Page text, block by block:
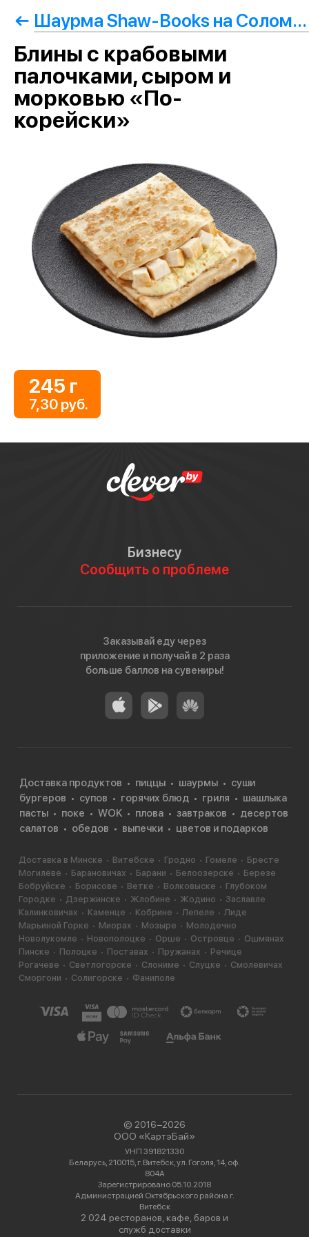
Шаурма Shaw-Books на Соломовой
Блины с крабовыми
палочками, сыром и
морковью «По-
корейски»
245 г
7,30 руб.
Бизнесу
Сообщить о проблеме
Заказывай еду через
приложение и получай в 2 раза
больше баллов на сувениры!
Доставка продуктов пиццы шаурмы
суши
бургеров
супов горячих блюд гриля
шашлыка
пасты
поке WOK плова завтраков
десертов
салатов
обедов выпечки цветов и подарков
Доставка в Минске Витебске Гродно Гомеле
Бресте
Могилёве
Барановичах Барани Белоозерске
Березе
Бобруйске
Борисове Ветке Волковыске
Глубоком
Городке
Дзержинске Жлобине Жодино
Заславле
Калинковичах
Каменце Кобрине Лепеле
Лиде
Марьиной Горке
Миорах Мозыре
Молодечно
Новолукомле
Новополоцке Орше Островце
Ошмянах
Пинске
Полоцке Поставах Пружанах
Речице
Рогачеве
Светлогорске Слониме Слуцке
Смолевичах
Сморгони
Солигорске Фаниполе
© 2016−2026
ООО «КартэБай»
УНП 391821330
Беларусь, 210015, г. Витебск, ул. Гоголя, 14, оф.
804А
Зарегистрировано 05.10.2018
Администрацией Октябрьского района г.
Витебск
2 024 ресторанов, кафе, баров и
служб доставки